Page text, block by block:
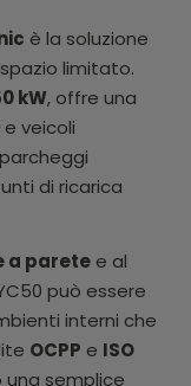
è la soluzione
limitato.
kW, offre una
veicoli
di ricarica
a parete e al
può essere
interni che
OCPP e ISO
semplice